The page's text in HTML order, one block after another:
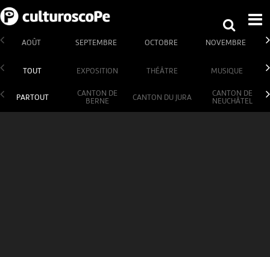
AOÛT SEPTEMBRE OCTOBRE NOVEMBRE
TOUT EXPOSITION THÉÂTRE MUSIQUE
PARTOUT
CANTON DE
BERNE
CANTON DU JURA
CANTON DE
NEUCHÂTEL